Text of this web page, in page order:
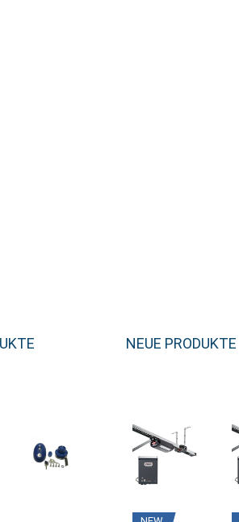
NEUE PRODUKTE